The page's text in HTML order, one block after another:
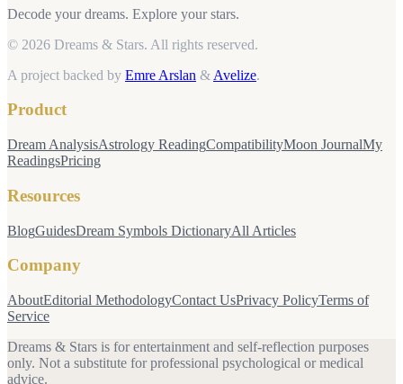
Decode your dreams. Explore your stars.
© 2026 Dreams & Stars. All rights reserved.
A project backed by Emre Arslan & Avelize.
Product
Dream AnalysisAstrology ReadingCompatibilityMoon JournalMy
ReadingsPricing
Resources
BlogGuidesDream Symbols DictionaryAll Articles
Company
AboutEditorial MethodologyContact UsPrivacy PolicyTerms of
Service
Dreams & Stars is for entertainment and self-reflection purposes
only. Not a substitute for professional psychological or medical
advice.